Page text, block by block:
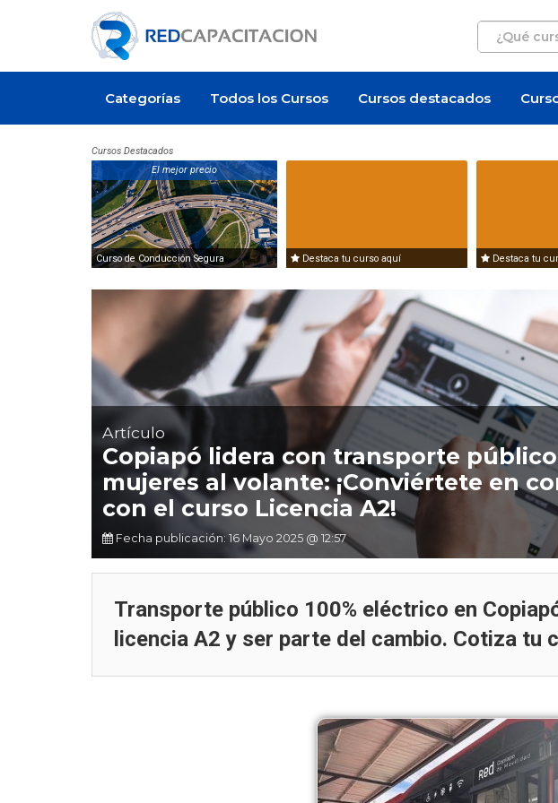
Categorías Todos los Cursos Cursos destacados
Cursos Destacados
El mejor precio
Curso de Conducción Segura Destaca tu curso aquí Destaca tu
Artículo
Copiapó lidera con transporte
mujeres al volante: ¡Conviértete en
con el curso Licencia A2!
Fecha publicación: 16 Mayo 2025 @ 12:57
Transporte público 100% eléctrico en
licencia A2 y ser parte del cambio. Cotiza tu
ferta laboral /
Oferta de empleo